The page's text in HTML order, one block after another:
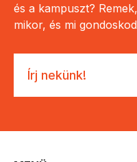
és a kampuszt?
mikor, és mi
Írj nekünk!